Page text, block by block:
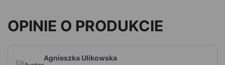
OPINIE O PRODUKCIE
Agnieszka Ulikowska